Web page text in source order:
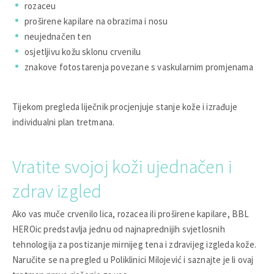
rozaceu
proširene kapilare na obrazima i nosu
neujednačen ten
osjetljivu kožu sklonu crvenilu
znakove fotostarenja povezane s vaskularnim promjenama
Tijekom pregleda liječnik procjenjuje stanje kože i izrađuje
individualni plan tretmana.
Vratite svojoj koži ujednačen i
zdrav izgled
Ako vas muče crvenilo lica, rozacea ili proširene kapilare, BBL
HEROic predstavlja jednu od najnaprednijih svjetlosnih
tehnologija za postizanje mirnijeg tena i zdravijeg izgleda kože.
Naručite se na pregled u Poliklinici Milojević i saznajte je li ovaj